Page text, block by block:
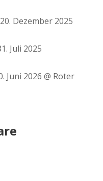
Dezember 2025
Juli 2025
Juni 2026 @ Roter